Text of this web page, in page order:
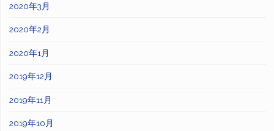
2020年3月
2020年2月
2020年1月
2019年12月
2019年11月
2019年10月